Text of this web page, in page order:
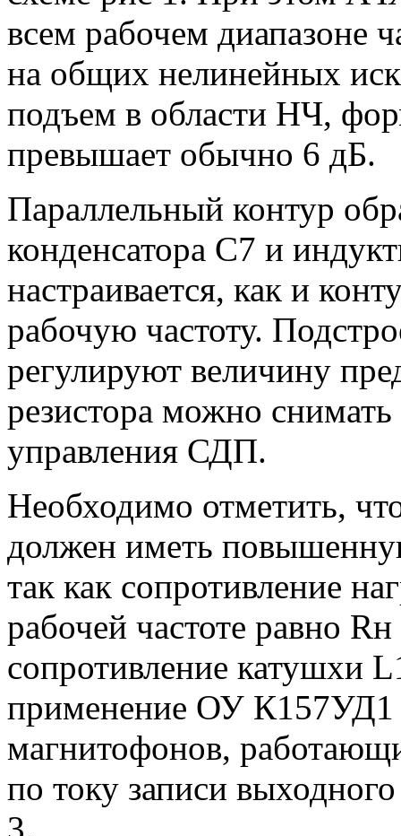
всем рабочем диапазоне
на общих нелинейных
подъем в области НЧ,
превышает обычно 6 дБ.
Параллельный контур
конденсатора С7 и
настраивается, как и
рабочую частоту.
регулируют величину
резистора можно
управления СДП.
Необходимо отметить,
должен иметь
так как сопротивление
рабочей частоте равно
сопротивление катушхи
применение ОУ К157УД1
магнитофонов,
по току записи